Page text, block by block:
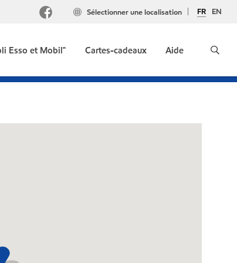
FR EN
Sélectionner une localisation
Esso et Mobil🅪 Cartes-cadeaux Aide